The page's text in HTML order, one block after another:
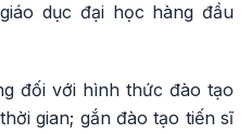
dục đại học hàng đầu
đối với hình thức đào tạo
gian; gắn đào tạo tiến sĩ